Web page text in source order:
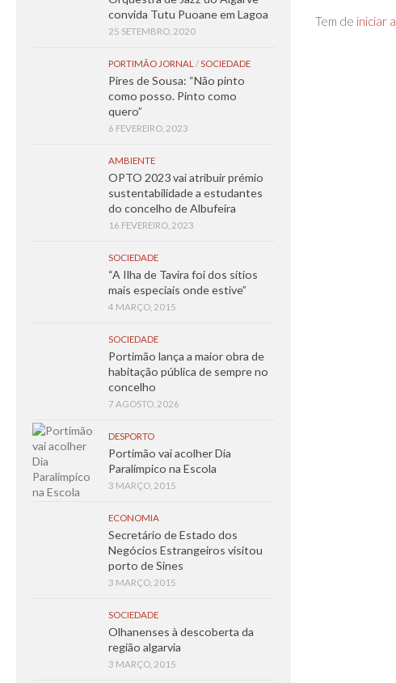
Tem de iniciar
convida Tutu Puoane em Lagoa
25 SETEMBRO, 2020
PORTIMÃO JORNAL /SOCIEDADE
Pires de Sousa: “Não pinto
como posso. Pinto como
quero”
6 FEVEREIRO, 2023
AMBIENTE
OPTO 2023 vai atribuir prémio
sustentabilidade a estudantes
do concelho de Albufeira
16 FEVEREIRO, 2023
SOCIEDADE
“A Ilha de Tavira foi dos sítios
mais especiais onde estive”
4 MARÇO, 2015
SOCIEDADE
Portimão lança a maior obra de
habitação pública de sempre no
concelho
7 AGOSTO, 2026
DESPORTO
Portimão vai acolher Dia
Paralímpico na Escola
3 MARÇO, 2015
ECONOMIA
Secretário de Estado dos
Negócios Estrangeiros visitou
porto de Sines
3 MARÇO, 2015
SOCIEDADE
Olhanenses à descoberta da
região algarvia
3 MARÇO, 2015